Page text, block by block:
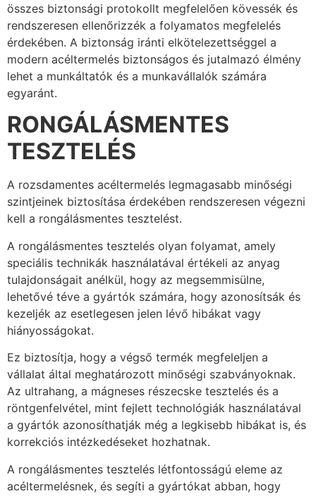
összes biztonsági protokollt megfelelően kövessék és
rendszeresen ellenőrizzék a folyamatos megfelelés
érdekében. A biztonság iránti elkötelezettséggel a
modern acéltermelés biztonságos és jutalmazó élmény
lehet a munkáltatók és a munkavállalók számára
egyaránt.
RONGÁLÁSMENTES
TESZTELÉS
A rozsdamentes acéltermelés legmagasabb minőségi
szintjeinek biztosítása érdekében rendszeresen végezni
kell a rongálásmentes tesztelést.
A rongálásmentes tesztelés olyan folyamat, amely
speciális technikák használatával értékeli az anyag
tulajdonságait anélkül, hogy az megsemmisülne,
lehetővé téve a gyártók számára, hogy azonosítsák és
kezeljék az esetlegesen jelen lévő hibákat vagy
hiányosságokat.
Ez biztosítja, hogy a végső termék megfeleljen a
vállalat által meghatározott minőségi szabványoknak.
Az ultrahang, a mágneses részecske tesztelés és a
röntgenfelvétel, mint fejlett technológiák használatával
a gyártók azonosíthatják még a legkisebb hibákat is, és
korrekciós intézkedéseket hozhatnak.
A rongálásmentes tesztelés létfontosságú eleme az
acéltermelésnek, és segíti a gyártókat abban, hogy